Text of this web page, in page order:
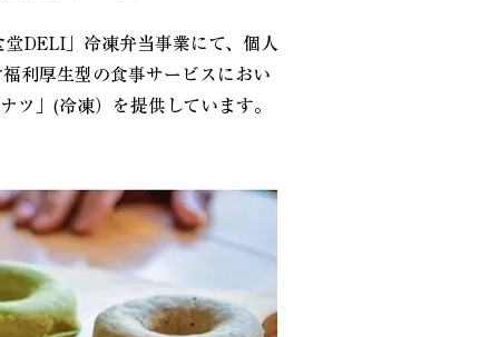
DELI」冷凍弁当事業にて、個人
利厚生型の食事サービスにおい
ツ」(冷凍）を提供しています​。